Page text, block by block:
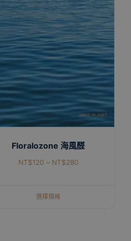
Floralozone 海風醛
NT$120 – NT$280
選擇規格